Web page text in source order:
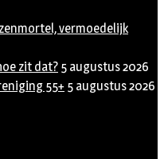
vermoedelijk
zit dat? 5 augustus 2026
55+ 5 augustus 2026